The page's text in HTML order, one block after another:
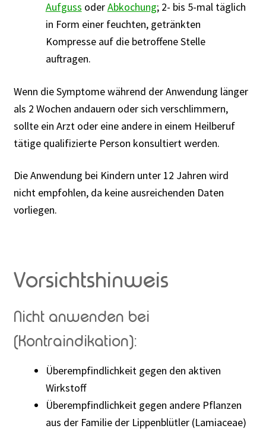
Aufguss oderAbkochung; 2- bis 5-mal täglich
in Form einer feuchten, getränkten
Kompresse auf die betroffene Stelle
auftragen.
Wenn die Symptome während der Anwendung länger
als 2 Wochen andauern oder sich verschlimmern,
sollte ein Arzt oder eine andere in einem Heilberuf
tätige qualifizierte Person konsultiert werden.
Die Anwendung bei Kindern unter 12 Jahren wird
nicht empfohlen, da keine ausreichenden Daten
vorliegen.
Vorsichtshinweis
Nicht anwenden bei
(Kontraindikation):
Überempfindlichkeit gegen den aktiven
Wirkstoff
Überempfindlichkeit gegen andere Pflanzen
aus der Familie der Lippenblütler (Lamiaceae)